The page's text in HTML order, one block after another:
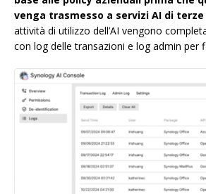
venga trasmesso a servizi AI di
attività di utilizzo dell’AI vengono
con log delle transazioni e log admin per